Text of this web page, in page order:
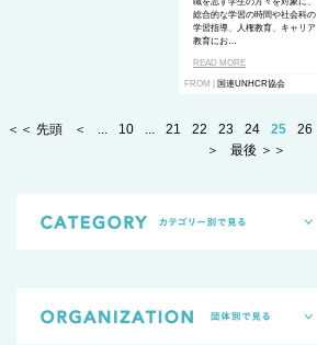
総合的な学習の時間や社会科の
学習指導、人権教育、キャリア
教育にお…
READ MORE
FROM | 国連UNHCR協会
＜＜ 先頭 ＜ ... 10 ... 21 22 23 24 25 26
＞
最後 ＞＞